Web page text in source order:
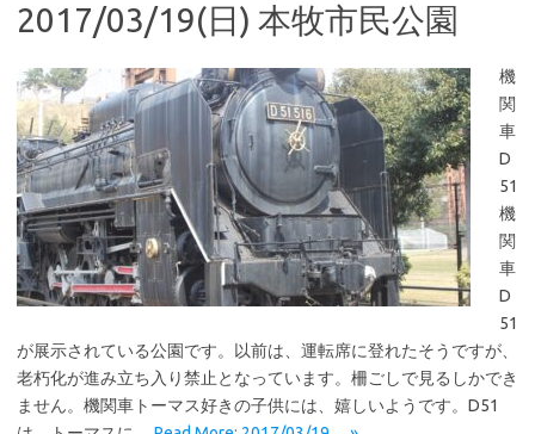
2017/03/19(日) 本牧市民公園
機
関
車
D
51
機
関
車
D
51
が展示されている公園です。以前は、運転席に登れたそうですが、
老朽化が進み立ち入り禁止となっています。柵ごしで見るしかでき
ません。機関車トーマス好きの子供には、嬉しいようです。D51